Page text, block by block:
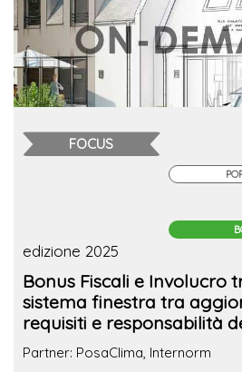
FOCUS
edizione 2025
Bonus Fiscali e Involucro
sistema finestra tra
requisiti e responsabilità
Partner: PosaClima, Internorm